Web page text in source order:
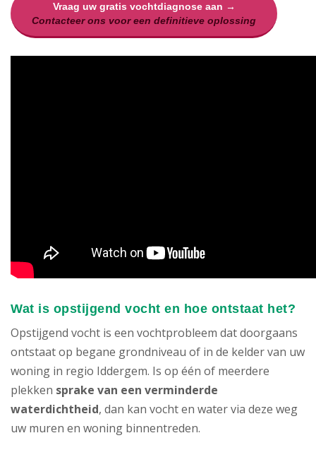
Vraag uw gratis vochtdiagnose aan →
Contacteer ons voor een definitieve oplossing
Wat is opstijgend vocht en hoe ontstaat het?
Opstijgend vocht is een vochtprobleem dat doorgaans
ontstaat op begane grondniveau of in de kelder van uw
woning in regio Iddergem. Is op één of meerdere
plekken sprake van een verminderde
waterdichtheid, dan kan vocht en water via deze weg
uw muren en woning binnentreden.